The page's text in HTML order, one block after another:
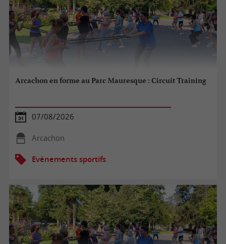
Arcachon en forme au Parc Mauresque : Circuit Training
07/08/2026
Arcachon
Evènements sportifs